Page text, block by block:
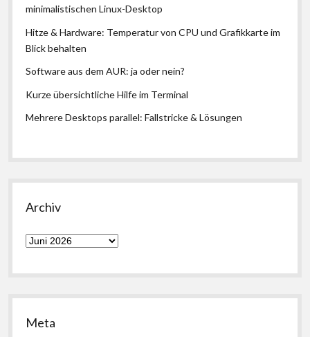
minimalistischen Linux-Desktop
Hitze & Hardware: Temperatur von CPU und Grafikkarte im
Blick behalten
Software aus dem AUR: ja oder nein?
Kurze übersichtliche Hilfe im Terminal
Mehrere Desktops parallel: Fallstricke & Lösungen
Archiv
Archiv
Meta